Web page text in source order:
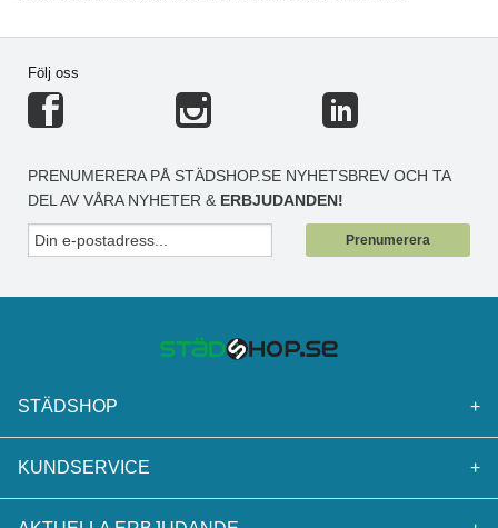
Följ oss
PRENUMERERA PÅ STÄDSHOP.SE NYHETSBREV OCH TA
DEL AV VÅRA NYHETER & ERBJUDANDEN!
Prenumerera
STÄDSHOP +
KUNDSERVICE +